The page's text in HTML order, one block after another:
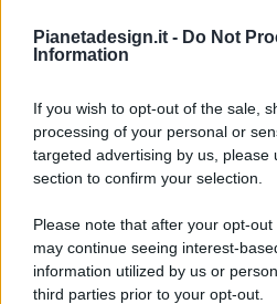
Pianetadesign.it - Do Not
Information
If you wish to opt-out of the sale,
processing of your personal or
targeted advertising by us, please
section to confirm your selection.
Please note that after your opt-
may continue seeing interest-
information utilized by us or
third parties prior to your opt-out.
© 2026 - Pianeta Design -
Registrata Al Tribunale Di Nocera
ISCRIZIONE AL ROC N. 35792
(ASSOCIAZIONE